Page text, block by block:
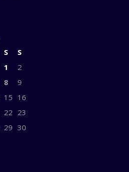
S
S
1
2
8
9
15 16
22 23
29 30